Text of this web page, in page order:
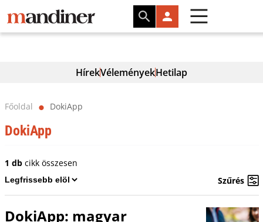
HírekVéleményekHetilap
Főoldal ⬤ DokiApp
DokiApp
1 dbcikk összesen
Szűrés
DokiApp: magyar